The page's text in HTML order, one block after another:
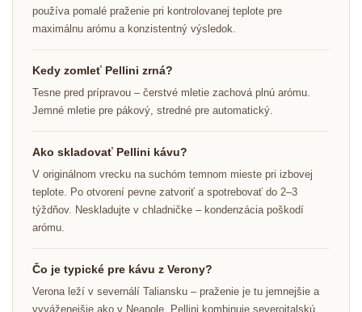
používa pomalé praženie pri kontrolovanej teplote pre
maximálnu arómu a konzistentný výsledok.
Kedy zomleť Pellini zrná?
Tesne pred prípravou – čerstvé mletie zachová plnú arómu.
Jemné mletie pre pákový, stredné pre automatický.
Ako skladovať Pellini kávu?
V originálnom vrecku na suchóm temnom mieste pri izbovej
teplote. Po otvorení pevne zatvoriť a spotrebovať do 2–3
týždňov. Neskladujte v chladničke – kondenzácia poškodí
arómu.
Čo je typické pre kávu z Verony?
Verona leží v severnálí Taliansku – praženie je tu jemnejšie a
vyváženejšie ako v Neapole. Pellini kombinuje severoitalskú